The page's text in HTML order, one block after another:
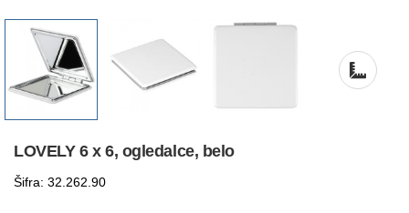
LOVELY 6 x 6, ogledalce, belo
Šifra: 32.262.90